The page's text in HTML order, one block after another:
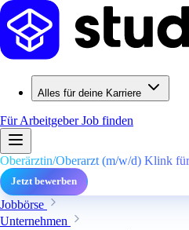
Alles für deine Karriere
Für ArbeitgeberJob finden
Oberärztin/Oberarzt (m/w/d) Klink
Jetzt bewerben
Jobbörse
Unternehmen